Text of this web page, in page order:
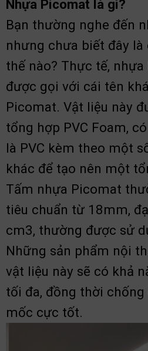
Nhựa Picomat là gì?
Bạn thường nghe đến
nhưng chưa biết đây
thế nào? Thực tế,
được gọi với cái tên
Picomat. Vật liệu này
tổng hợp PVC Foam,
là PVC kèm theo một
khác để tạo nên một
Tấm nhựa Picomat
tiêu chuẩn từ 18mm,
cm3, thường được sử
Những sản phẩm nội
vật liệu này sẽ có khả
tối đa, đồng thời chống
mốc cực tốt.